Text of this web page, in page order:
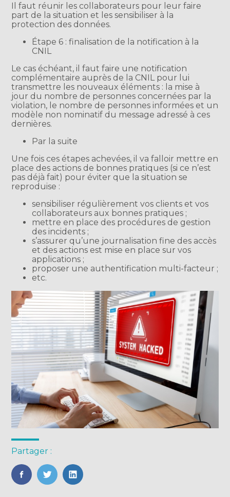
Il faut réunir les collaborateurs pour leur faire
part de la situation et les sensibiliser à la
protection des données.
Étape 6 : finalisation de la notification à la
CNIL
Le cas échéant, il faut faire une notification
complémentaire auprès de la CNIL pour lui
transmettre les nouveaux éléments : la mise à
jour du nombre de personnes concernées par la
violation, le nombre de personnes informées et un
modèle non nominatif du message adressé à ces
dernières.
Par la suite
Une fois ces étapes achevées, il va falloir mettre en
place des actions de bonnes pratiques (si ce n’est
pas déjà fait) pour éviter que la situation se
reproduise :
sensibiliser régulièrement vos clients et vos
collaborateurs aux bonnes pratiques ;
mettre en place des procédures de gestion
des incidents ;
s’assurer qu’une journalisation fine des accès
et des actions est mise en place sur vos
applications ;
proposer une authentification multi-facteur ;
etc.
Partager :
FaceBook
TwitterLinkedIn